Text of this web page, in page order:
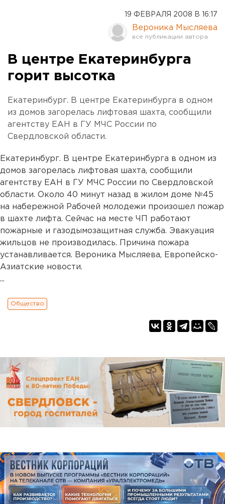
19 ФЕВРАЛЯ 2008 В 16:17
Вероника Мысляева
В центре Екатеринбурга
горит высотка
Екатеринбург. В центре Екатеринбурга в одном
из домов загорелась лифтовая шахта, сообщили
агентству ЕАН в ГУ МЧС России по
Свердловской области.
Екатеринбург. В центре Екатеринбурга в одном из
домов загорелась лифтовая шахта, сообщили
агентству ЕАН в ГУ МЧС России по Свердловской
области. Около 40 минут назад в жилом доме №45
на набережной Рабочей молодежи произошел пожар
в шахте лифта. Сейчас на месте ЧП работают
пожарные и газодымозащитная служба. Эвакуация
жильцов не производилась. Причина пожара
устанавливается. Вероника Мысляева, Европейско-
Азиатские новости.
...
Общество